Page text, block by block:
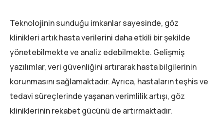
Teknolojinin sunduğu imkanlar sayesinde, göz
klinikleri artık hasta verilerini daha etkili bir şekilde
yönetebilmekte ve analiz edebilmekte. Gelişmiş
yazılımlar, veri güvenliğini artırarak hasta bilgilerinin
korunmasını sağlamaktadır. Ayrıca, hastaların teşhis ve
tedavi süreçlerinde yaşanan verimlilik artışı, göz
kliniklerinin rekabet gücünü de artırmaktadır.